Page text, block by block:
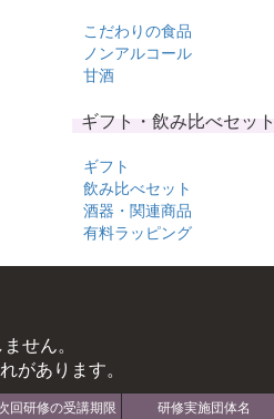
こだわりの食品
ノンアルコール
甘酒
ギフト・飲み比べセット
ギフト
飲み比べセット
酒器・関連商品
有料ラッピング
せん。
があります。
回研修の受講期限 研修実施団体名